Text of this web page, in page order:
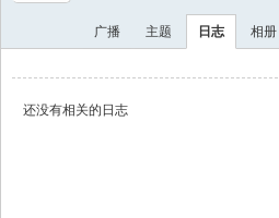
广播 主题 日志 相册
还没有相关的日志